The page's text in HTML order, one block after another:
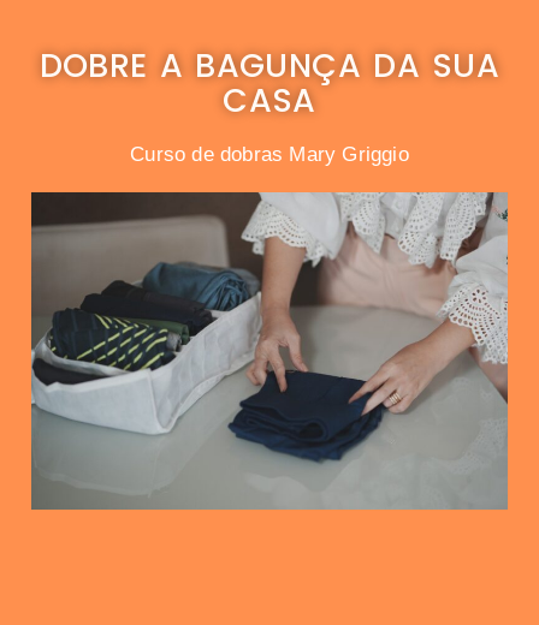
DOBRE A BAGUNÇA DA SUA
CASA
Curso de dobras Mary Griggio